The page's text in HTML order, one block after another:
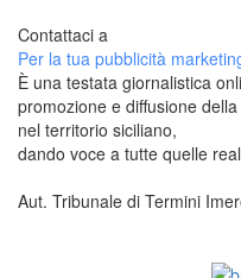
Contattaci a
Per la tua pubblicità
È una testata giornalistica
promozione e diffusione
nel territorio siciliano,
dando voce a tutte quelle
Aut. Tribunale di Termini